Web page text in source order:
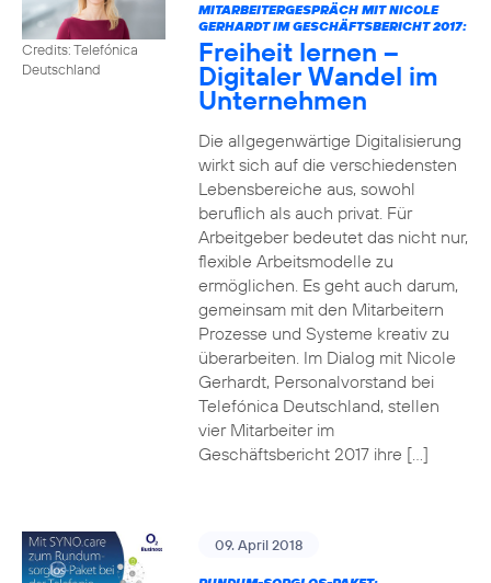
Credits: Telefónica
Deutschland
MITARBEITERGESPRÄCH MIT NICOLE
GERHARDT IM GESCHÄFTSBERICHT 2017:
Freiheit lernen –
Digitaler Wandel im
Unternehmen
Die allgegenwärtige Digitalisierung
wirkt sich auf die verschiedensten
Lebensbereiche aus, sowohl
beruflich als auch privat. Für
Arbeitgeber bedeutet das nicht nur,
flexible Arbeitsmodelle zu
ermöglichen. Es geht auch darum,
gemeinsam mit den Mitarbeitern
Prozesse und Systeme kreativ zu
überarbeiten. Im Dialog mit Nicole
Gerhardt, Personalvorstand bei
Telefónica Deutschland, stellen
vier Mitarbeiter im
Geschäftsbericht 2017 ihre […]
09. April 2018